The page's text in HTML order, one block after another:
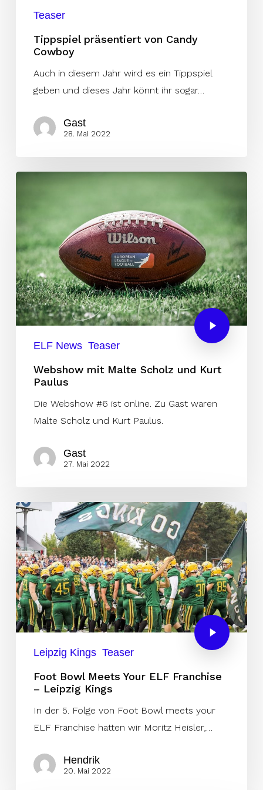
Teaser
Tippspiel präsentiert von Candy
Cowboy
Auch in diesem Jahr wird es ein Tippspiel
geben und dieses Jahr könnt ihr sogar…
Gast
28. Mai 2022
ELF News Teaser
Webshow mit Malte Scholz und Kurt
Paulus
Die Webshow #6 ist online. Zu Gast waren
Malte Scholz und Kurt Paulus.
Gast
27. Mai 2022
Leipzig Kings Teaser
Foot Bowl Meets Your ELF Franchise
– Leipzig Kings
In der 5. Folge von Foot Bowl meets your
ELF Franchise hatten wir Moritz Heisler,…
Hendrik
20. Mai 2022